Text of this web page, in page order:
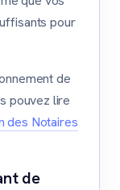
pour
de
pouvez lire
des Notaires
de